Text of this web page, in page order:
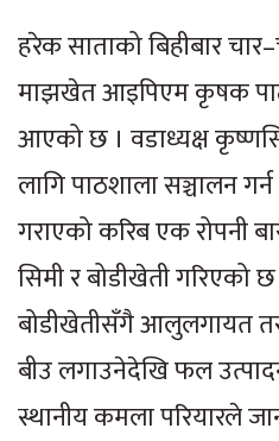
हरेक साताको बिहीबार
माझखेत आइपिएम कृषक
आएको छ । वडाध्यक्ष
लागि पाठशाला सञ्चालन
गराएको करिब एक रोपनी
सिमी र बोडीखेती गरिएको
बोडीखेतीसँगै आलुलगायत
बीउ लगाउनेदेखि फल
स्थानीय कमला परियारले